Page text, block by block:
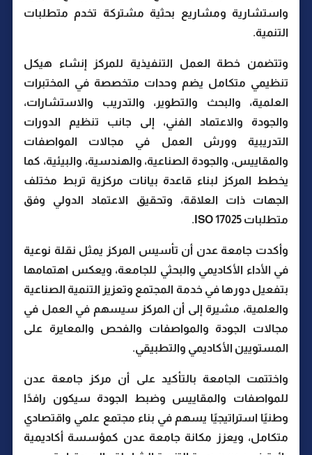
واستشارية ومشاريع بحثية مشتركة تخدم متطلبات
التنمية.
وتتضمن خطة العمل التنفيذية للمركز إنشاء هيكل
تنظيمي متكامل يضم وحدات متخصصة في المختبرات
العلمية، والبحث والتطوير، والتدريب والاستشارات،
والجودة والاعتماد الفني، إلى جانب تنظيم الدورات
التدريبية وورش العمل في مجالات المواصفات
والمقاييس، والجودة الصناعية، والهندسية، والبيئية، كما
يخطط المركز لبناء قاعدة بيانات مركزية تربط مختلف
الجهات ذات العلاقة، وتحقيق الاعتماد الدولي وفق
متطلبات ISO 17025.
وأكدت جامعة عدن أن تأسيس المركز يمثل نقلة نوعية
في الأداء الأكاديمي والبحثي للجامعة، ويعكس اهتمامها
بتفعيل دورها في خدمة المجتمع وتعزيز التنمية الصناعية
والعلمية، مشيرة إلى أن المركز سيسهم في العمل في
مجالات الجودة والمواصفات والفحص والمعايرة على
المستويين الأكاديمي والتطبيقي.
واختتمت الجامعة بالتأكيد على أن مركز جامعة عدن
للمواصفات والمقاييس وضبط الجودة سيكون رافدًا
وطنيًا استراتيجيًا يسهم في بناء مجتمع علمي واقتصادي
متكامل، ويعزز مكانة جامعة عدن كمؤسسة أكاديمية